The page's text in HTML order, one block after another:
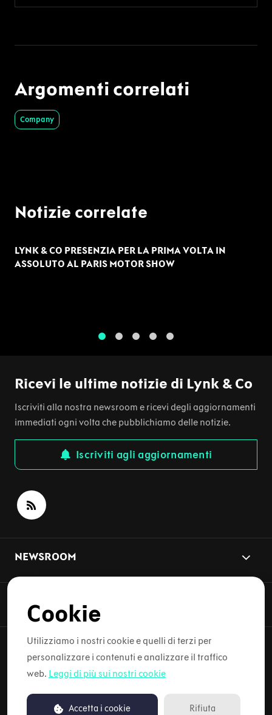
Argomenti correlati
Company
Notizie correlate
LYNK & CO PRESENZIA PER LA PRIMA VOLTA IN
ASSOLUTO AL PARIS MOTOR SHOW
Ricevi le ultime notizie di Lynk & Co
Iscriviti alla nostra newsroom e ricevi degli aggiornamenti
immediati ogni volta che pubblichiamo delle notizie.
Iscriviti agli aggiornamenti
NEWSROOM
Copyright © 2026 Lynk & Co. Tutti i diritti riservati.
Informativa sulla privacy
Cookie
Utilizziamo i nostri cookie e quelli di terzi per
personalizzare i contenuti e analizzare il traffico
web. Leggi di più sui nostri cookie
Accetta i cookie Rifiuta